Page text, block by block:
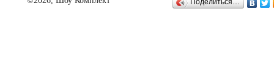
Поделиться…